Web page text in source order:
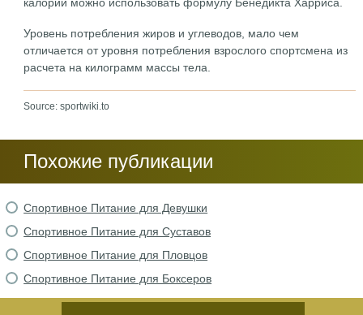
Уровень потребления жиров и углеводов, мало чем
отличается от уровня потребления взрослого спортсмена из
расчета на килограмм массы тела.
Source: sportwiki.to
Похожие публикации
Спортивное Питание для Девушки
Спортивное Питание для Суставов
Спортивное Питание для Пловцов
Спортивное Питание для Боксеров